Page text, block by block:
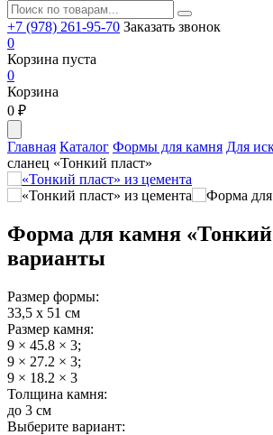
+7 (978) 261-95-70 Заказать звонок
0
Корзина пуста
0
Корзина
0 ₽
Главная Каталог Формы для камня Для
сланец «Тонкий пласт»
Форма для камня «Тонкий
варианты
Размер формы:
33,5 х 51 см
Размер камня:
9 × 45.8 × 3;
9 × 27.2 × 3;
9 × 18.2 × 3
Толщина камня:
до 3 см
Выберите вариант: